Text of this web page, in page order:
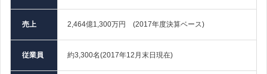
売上 2,464億1,300万円 (2017年度決算ベース)
従業員 約3,300名(2017年12月末日現在)